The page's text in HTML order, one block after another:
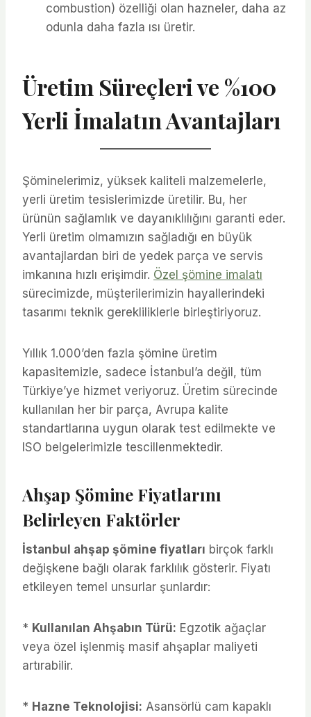
combustion) özelliği olan hazneler, daha az
odunla daha fazla ısı üretir.
Üretim Süreçleri ve %100
Yerli İmalatın Avantajları
Şöminelerimiz, yüksek kaliteli malzemelerle,
yerli üretim tesislerimizde üretilir. Bu, her
ürünün sağlamlık ve dayanıklılığını garanti eder.
Yerli üretim olmamızın sağladığı en büyük
avantajlardan biri de yedek parça ve servis
imkanına hızlı erişimdir. Özel şömine imalatı
sürecimizde, müşterilerimizin hayallerindeki
tasarımı teknik gerekliliklerle birleştiriyoruz.
Yıllık 1.000’den fazla şömine üretim
kapasitemizle, sadece İstanbul’a değil, tüm
Türkiye’ye hizmet veriyoruz. Üretim sürecinde
kullanılan her bir parça, Avrupa kalite
standartlarına uygun olarak test edilmekte ve
ISO belgelerimizle tescillenmektedir.
Ahşap Şömine Fiyatlarını
Belirleyen Faktörler
İstanbul ahşap şömine fiyatları birçok farklı
değişkene bağlı olarak farklılık gösterir. Fiyatı
etkileyen temel unsurlar şunlardır:
* Kullanılan Ahşabın Türü: Egzotik ağaçlar
veya özel işlenmiş masif ahşaplar maliyeti
artırabilir.
* Hazne Teknolojisi: Asansörlü cam kapaklı